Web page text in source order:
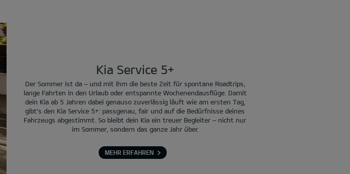
Kia Service 5+
Der Sommer ist da – und mit ihm die beste Zeit für spontane Roadtrips,
lange Fahrten in den Urlaub oder entspannte Wochenendausflüge. Damit
dein Kia ab 5 Jahren dabei genauso zuverlässig läuft wie am ersten Tag,
gibt’s den Kia Service 5+: passgenau, fair und auf die Bedürfnisse deines
Fahrzeugs abgestimmt. So bleibt dein Kia ein treuer Begleiter – nicht nur
im Sommer, sondern das ganze Jahr über.
MEHR ERFAHREN